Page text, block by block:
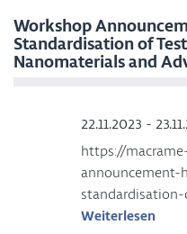
Workshop
Standardisation of
Nanomaterials and
22.11.2023 -
https://
Weiterlesen